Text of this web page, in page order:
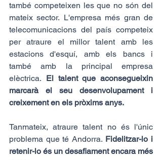
també competeixen les que no són del
mateix sector. L'empresa més gran de
telecomunicacions del país competeix
per atraure el millor talent amb les
estacions d'esquí, amb els bancs i
també amb la principal empresa
elèctrica. El talent que aconsegueixin
marcarà el seu desenvolupament i
creixement en els pròxims anys.
Tanmateix, atraure talent no és l'únic
problema que té Andorra. Fidelitzar-lo i
retenir-lo és un desafiament encara més